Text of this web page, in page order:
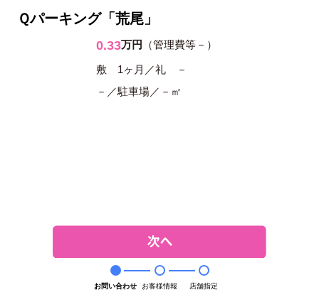
Ｑパーキング「荒尾」
0.33万円 （管理費等－）
敷 1ヶ月／礼 －
－／駐車場／－㎡
お問い合わせ お客様情報 店舗指定